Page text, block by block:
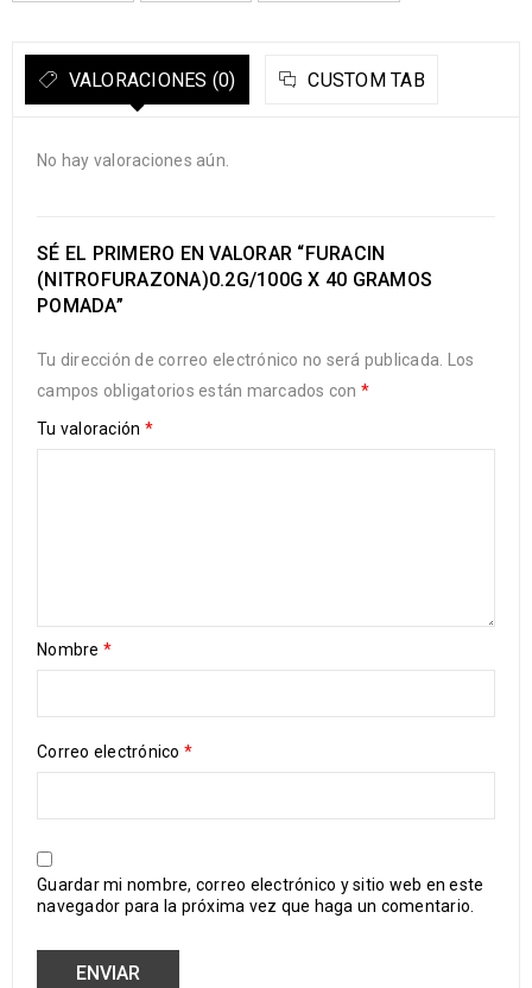
VALORACIONES (0) CUSTOM TAB
No hay valoraciones aún.
SÉ EL PRIMERO EN VALORAR “FURACIN
(NITROFURAZONA)0.2G/100G X 40 GRAMOS
POMADA”
Tu dirección de correo electrónico no será publicada.
Los
campos obligatorios están marcados con *
Tu valoración *
Nombre *
Correo electrónico *
Guardar mi nombre, correo electrónico y sitio web en este
navegador para la próxima vez que haga un comentario.